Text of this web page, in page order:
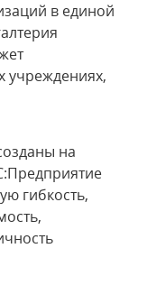
в единой
учреждениях,
на
гибкость,